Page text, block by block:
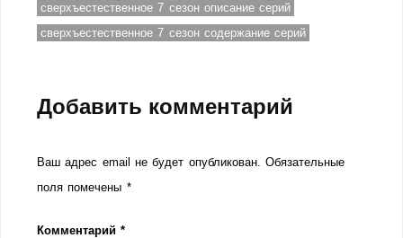
сверхъестественное 7 сезон описание серий
сверхъестественное 7 сезон содержание серий
Добавить комментарий
Ваш адрес email не будет опубликован. Обязательные
поля помечены *
Комментарий*